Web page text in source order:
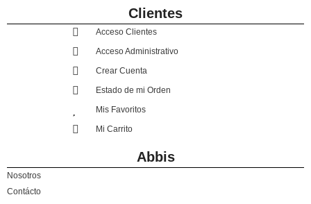
Clientes
Acceso Clientes
Acceso Administrativo
Crear Cuenta
Estado de mi Orden
Mis Favoritos
Mi Carrito
Abbis
Nosotros
Contácto